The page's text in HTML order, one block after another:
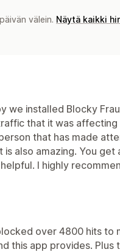
välein. Näytä kaikki
we installed Blocky
that it was
that has made
also amazing. You
I highly
over 4800 hits to
this app provides. Plus